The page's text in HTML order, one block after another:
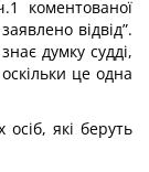
коментованої
відвід”.
думку судді,
це одна
які беруть